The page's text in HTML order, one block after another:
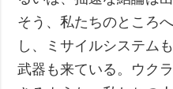
そう、私たちのところ
し、ミサイルシステム
武器も来ている。ウク